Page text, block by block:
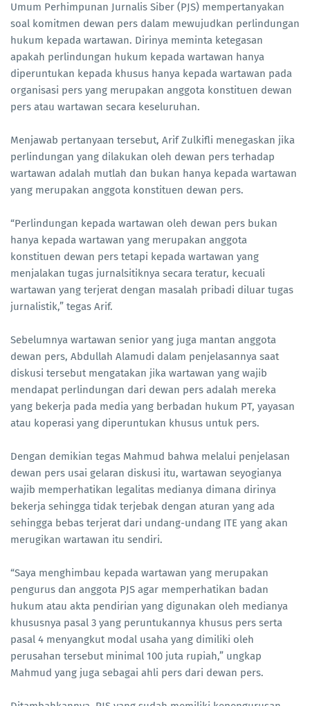
Umum Perhimpunan Jurnalis Siber (PJS) mempertanyakan
soal komitmen dewan pers dalam mewujudkan perlindungan
hukum kepada wartawan. Dirinya meminta ketegasan
apakah perlindungan hukum kepada wartawan hanya
diperuntukan kepada khusus hanya kepada wartawan pada
organisasi pers yang merupakan anggota konstituen dewan
pers atau wartawan secara keseluruhan.
Menjawab pertanyaan tersebut, Arif Zulkifli menegaskan jika
perlindungan yang dilakukan oleh dewan pers terhadap
wartawan adalah mutlah dan bukan hanya kepada wartawan
yang merupakan anggota konstituen dewan pers.
“Perlindungan kepada wartawan oleh dewan pers bukan
hanya kepada wartawan yang merupakan anggota
konstituen dewan pers tetapi kepada wartawan yang
menjalakan tugas jurnalsitiknya secara teratur, kecuali
wartawan yang terjerat dengan masalah pribadi diluar tugas
jurnalistik,” tegas Arif.
Sebelumnya wartawan senior yang juga mantan anggota
dewan pers, Abdullah Alamudi dalam penjelasannya saat
diskusi tersebut mengatakan jika wartawan yang wajib
mendapat perlindungan dari dewan pers adalah mereka
yang bekerja pada media yang berbadan hukum PT, yayasan
atau koperasi yang diperuntukan khusus untuk pers.
Dengan demikian tegas Mahmud bahwa melalui penjelasan
dewan pers usai gelaran diskusi itu, wartawan seyogianya
wajib memperhatikan legalitas medianya dimana dirinya
bekerja sehingga tidak terjebak dengan aturan yang ada
sehingga bebas terjerat dari undang-undang ITE yang akan
merugikan wartawan itu sendiri.
“Saya menghimbau kepada wartawan yang merupakan
pengurus dan anggota PJS agar memperhatikan badan
hukum atau akta pendirian yang digunakan oleh medianya
khususnya pasal 3 yang peruntukannya khusus pers serta
pasal 4 menyangkut modal usaha yang dimiliki oleh
perusahan tersebut minimal 100 juta rupiah,” ungkap
Mahmud yang juga sebagai ahli pers dari dewan pers.